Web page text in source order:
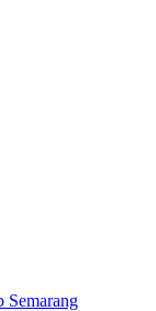
Semarang